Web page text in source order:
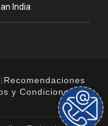
India
| Recomendaciones
y Condiciones |